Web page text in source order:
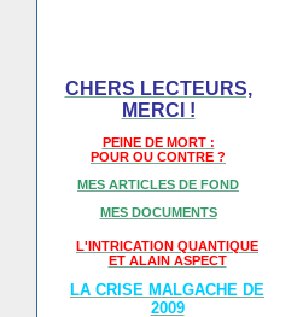
CHERS LECTEURS,
MERCI !
PEINE DE MORT :
POUR OU CONTRE ?
MES ARTICLES DE FOND
MES DOCUMENTS
L'INTRICATION QUANTIQUE
ET ALAIN ASPECT
LA CRISE MALGACHE DE
2009